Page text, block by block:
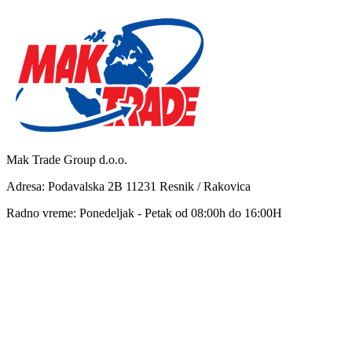
Mak Trade Group d.o.o.
Adresa: Podavalska 2B 11231 Resnik / Rakovica
Radno vreme: Ponedeljak - Petak od 08:00h do 16:00H